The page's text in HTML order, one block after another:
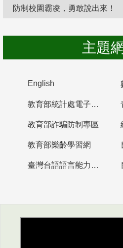
防制校園霸凌，勇敢說出來！
主題
English
教育部統計處電子書櫃
教育部詐騙防制專區
教育部樂齡學習網
臺灣台語語言能力認證網站